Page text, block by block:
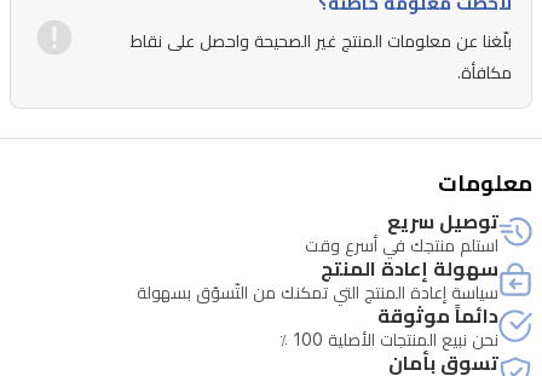
واط،
بالإضافة
إلى
ميزة
العكسي
بقوة
7.5
واط
لشحن
الأجهزة
بلّغنا عن معلومات المنتج غير الصحيحة واحصل على نقاط
مكافأة.
معلومات
توصيل سريع
استلم منتجك في أسرع وقت
سهولة إعادة المنتج
سياسة إعادة المنتج التي تمكنك من التّسوّق بسهولة
دائماً موثوقة
نحن نبيع المنتجات الأصلية 100 ٪
تسوق بأمان